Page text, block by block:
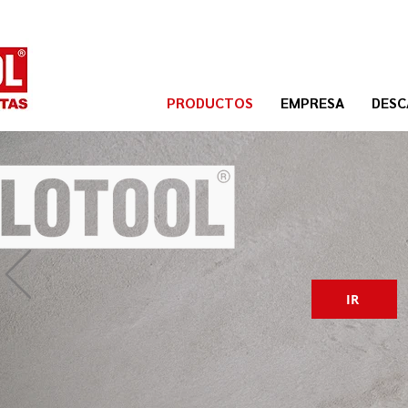
PRODUCTOS EMPRESA
para
IR